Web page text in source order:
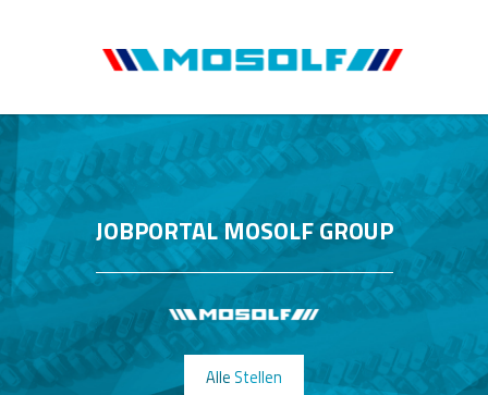
JOBPORTAL MOSOLF GROUP
Alle Stellen